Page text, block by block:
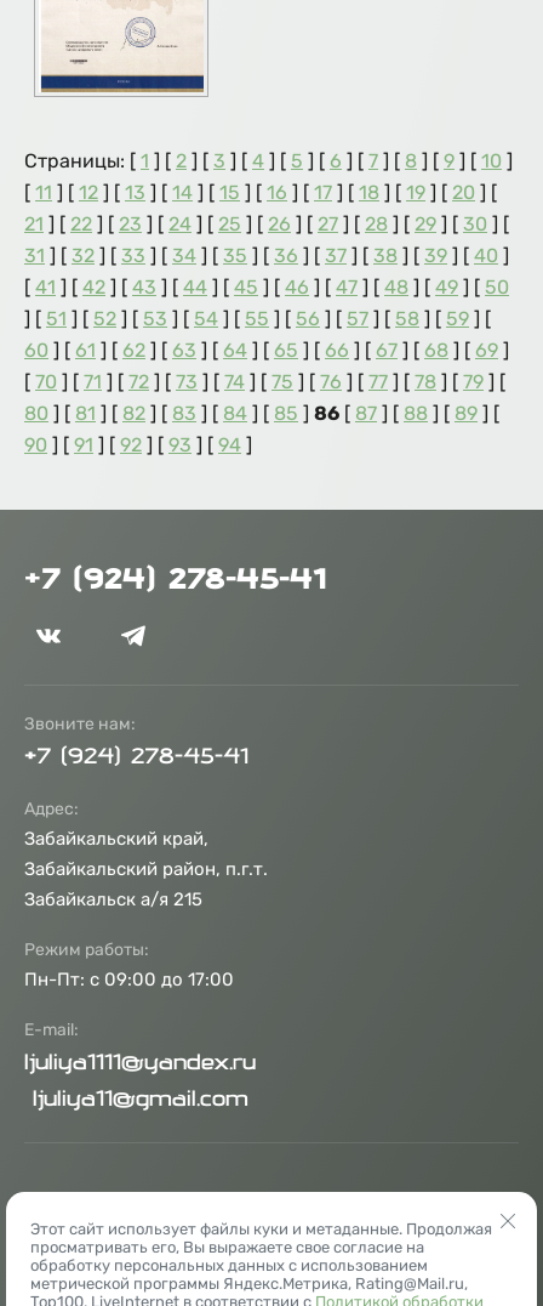
Страницы: [ 1 ] [ 2 ] [ 3 ] [ 4 ] [ 5 ] [ 6 ] [ 7 ] [ 8 ] [ 9 ] [ 10 ]
[ 11 ] [ 12 ] [ 13 ] [ 14 ] [ 15 ] [ 16 ] [ 17 ] [ 18 ] [ 19 ] [ 20 ] [
21 ] [ 22 ] [ 23 ] [ 24 ] [ 25 ] [ 26 ] [ 27 ] [ 28 ] [ 29 ] [ 30 ] [
31 ] [ 32 ] [ 33 ] [ 34 ] [ 35 ] [ 36 ] [ 37 ] [ 38 ] [ 39 ] [ 40 ]
[ 41 ] [ 42 ] [ 43 ] [ 44 ] [ 45 ] [ 46 ] [ 47 ] [ 48 ] [ 49 ] [ 50
] [ 51 ] [ 52 ] [ 53 ] [ 54 ] [ 55 ] [ 56 ] [ 57 ] [ 58 ] [ 59 ] [
60 ] [ 61 ] [ 62 ] [ 63 ] [ 64 ] [ 65 ] [ 66 ] [ 67 ] [ 68 ] [ 69 ]
[ 70 ] [ 71 ] [ 72 ] [ 73 ] [ 74 ] [ 75 ] [ 76 ] [ 77 ] [ 78 ] [ 79 ] [
80 ] [ 81 ] [ 82 ] [ 83 ] [ 84 ] [ 85 ] 86 [ 87 ] [ 88 ] [ 89 ] [
90 ] [ 91 ] [ 92 ] [ 93 ] [ 94 ]
+7 (924) 278-45-41
Звоните нам:
+7 (924) 278-45-41
Адрес:
Забайкальский край,
Забайкальский район, п.г.т.
Забайкальск а/я 215
Режим работы:
Пн-Пт: с 09:00 до 17:00
E-mail:
ljuliya1111@yandex.ru
ljuliya11@gmail.com
Copyright © 2011 - 2026 МОУ СОШ № 1 п.
Забайкальск
Политика конфиденциальности
Этот сайт использует файлы куки и метаданные. Продолжая
просматривать его, Вы выражаете свое согласие на
обработку персональных данных с использованием
метрической программы Яндекс.Метрика, Rating@Mail.ru,
Top100, LiveInternet в соответствии с Политикой обработки